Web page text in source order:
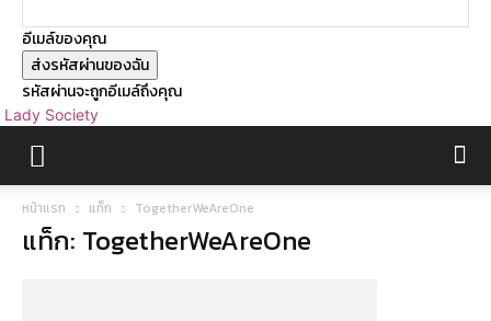
อีเมล์ของคุณ
รหัสผ่านจะถูกอีเมล์ถึงคุณ
Lady Society
หน้าแรก แท็ก TogetherWeAreOne
แท็ก: TogetherWeAreOne